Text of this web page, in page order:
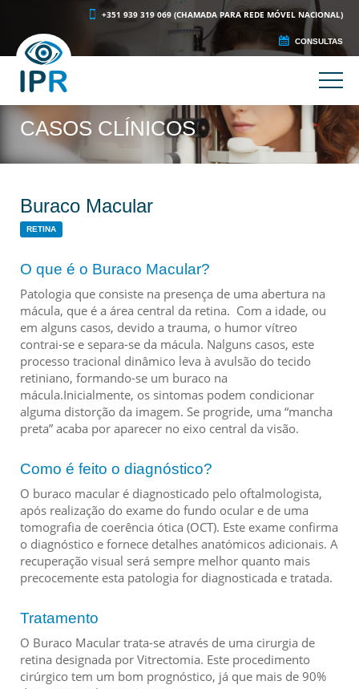
+351 939 319 069 (CHAMADA PARA REDE MÓVEL NACIONAL)
CONSULTAS
CASOS CLÍNICOS
Buraco Macular
RETINA
O que é o Buraco Macular?
Patologia que consiste na presença de uma abertura na
mácula, que é a área central da retina. Com a idade, ou
em alguns casos, devido a trauma, o humor vítreo
contrai-se e separa-se da mácula. Nalguns casos, este
processo tracional dinâmico leva à avulsão do tecido
retiniano, formando-se um buraco na
mácula.Inicialmente, os sintomas podem condicionar
alguma distorção da imagem. Se progride, uma “mancha
preta” acaba por aparecer no eixo central da visão.
Como é feito o diagnóstico?
O buraco macular é diagnosticado pelo oftalmologista,
após realização do exame do fundo ocular e de uma
tomografia de coerência ótica (OCT). Este exame confirma
o diagnóstico e fornece detalhes anatómicos adicionais. A
recuperação visual será sempre melhor quanto mais
precocemente esta patologia for diagnosticada e tratada.
Tratamento
O Buraco Macular trata-se através de uma cirurgia de
retina designada por Vitrectomia. Este procedimento
cirúrgico tem um bom prognóstico, já que mais de 90%